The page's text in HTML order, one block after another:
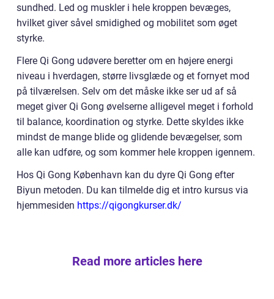
sundhed. Led og muskler i hele kroppen bevæges,
hvilket giver såvel smidighed og mobilitet som øget
styrke.
Flere Qi Gong udøvere beretter om en højere energi
niveau i hverdagen, større livsglæde og et fornyet mod
på tilværelsen. Selv om det måske ikke ser ud af så
meget giver Qi Gong øvelserne alligevel meget i forhold
til balance, koordination og styrke. Dette skyldes ikke
mindst de mange blide og glidende bevægelser, som
alle kan udføre, og som kommer hele kroppen igennem.
Hos Qi Gong København kan du dyre Qi Gong efter
Biyun metoden. Du kan tilmelde dig et intro kursus via
hjemmesiden https://qigongkurser.dk/
Read more articles here